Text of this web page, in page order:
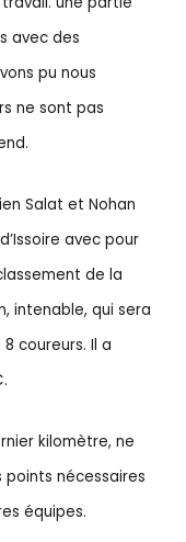
avec des
pu nous
ne sont pas
Salat et Nohan
avec pour
de la
intenable, qui sera
coureurs. Il a
kilomètre, ne
points nécessaires
équipes.